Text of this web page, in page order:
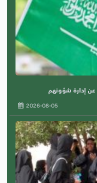
عن إدارة شؤونهم
2026-08-05